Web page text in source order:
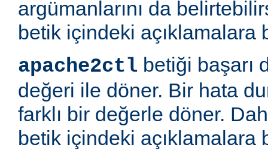
argümanlarını da
betik içindeki açıklamalara
apache2ctl betiği başarı
değeri ile döner. Bir hata
farklı bir değerle döner.
betik içindeki açıklamalara